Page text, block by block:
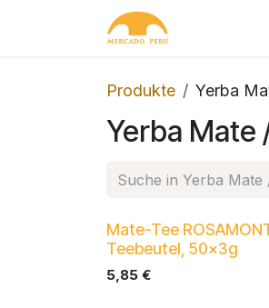
Zum Inhalt springen
Produkte Yerba
Yerba Mate
Mate-Tee
Teebeutel, 50x3g
5,85 €